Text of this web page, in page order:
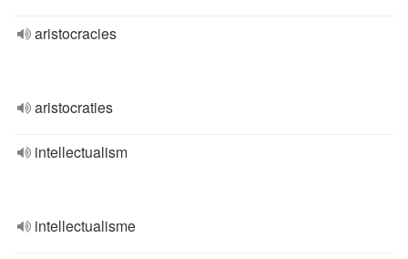
aristocracies
aristocraties
intellectualism
intellectualisme